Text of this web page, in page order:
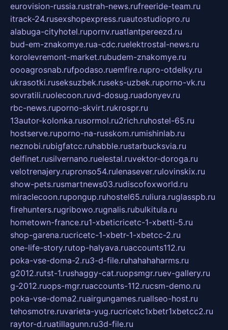
eurovision-russia.rustrah-news.rufreeride-team.ru
itrack-24.rusexshopexpress.ruautostudiopro.ru
alabuga-cityhotel.rupornv.ruatlantpereezd.ru
bud-em-znakomye.rua-cdc.ruelektrostal-news.ru
korolevremont-market.rubudem-znakomye.ru
oooagrosnab.rufpodaso.ruemfire.rupro-otdelky.ru
ukrasotki.ruseksuzbek.ruseks-uzbek.ruporno-vk.ru
sovratili.ruolecoon.ruvd-dosug.ruadonyev.ru
rbc-news.ruporno-skvirt.rukrospr.ru
13autor-kolonka.rusormol.ru2rich.ruhostel-65.ru
hostserve.ruporno-na-russkom.rumishinlab.ru
neznobi.rubigfatcc.ruhabble.rustarbucksvia.ru
delfinet.rusilvernano.ruelestal.ruvektor-doroga.ru
velotrenajery.rupronso54.rulenasever.rulovinskix.ru
show-pets.rusmartnews03.rudiscofoxworld.ru
miraclecoon.rupongup.ruhostel65.ruliura.ruglasspb.ru
firehunters.rugribowo.rugnalis.rubulkitula.ru
hometown-france.ru1-xbeticricetc-1-xbetti-5.ru
shop-garena.rucricetc-1-xbetr-1-xbetcc-2.ru
one-life-story.rutop-halyava.ruaccounts112.ru
poka-vse-doma-2.ru3-d-file.ruhahahaharms.ru
g2012.rutst-1.rushaggy-cat.ruopsmgr.ruev-gallery.ru
g-2012.ruops-mgr.ruaccounts-112.rucsm-demo.ru
poka-vse-doma2.ruairgungames.ruallseo-host.ru
tehosmotre.ruvarieta-yug.rucricetc1xbetr1xbetcc2.ru
raytor-d.ruatillagunn.ru3d-file.ru